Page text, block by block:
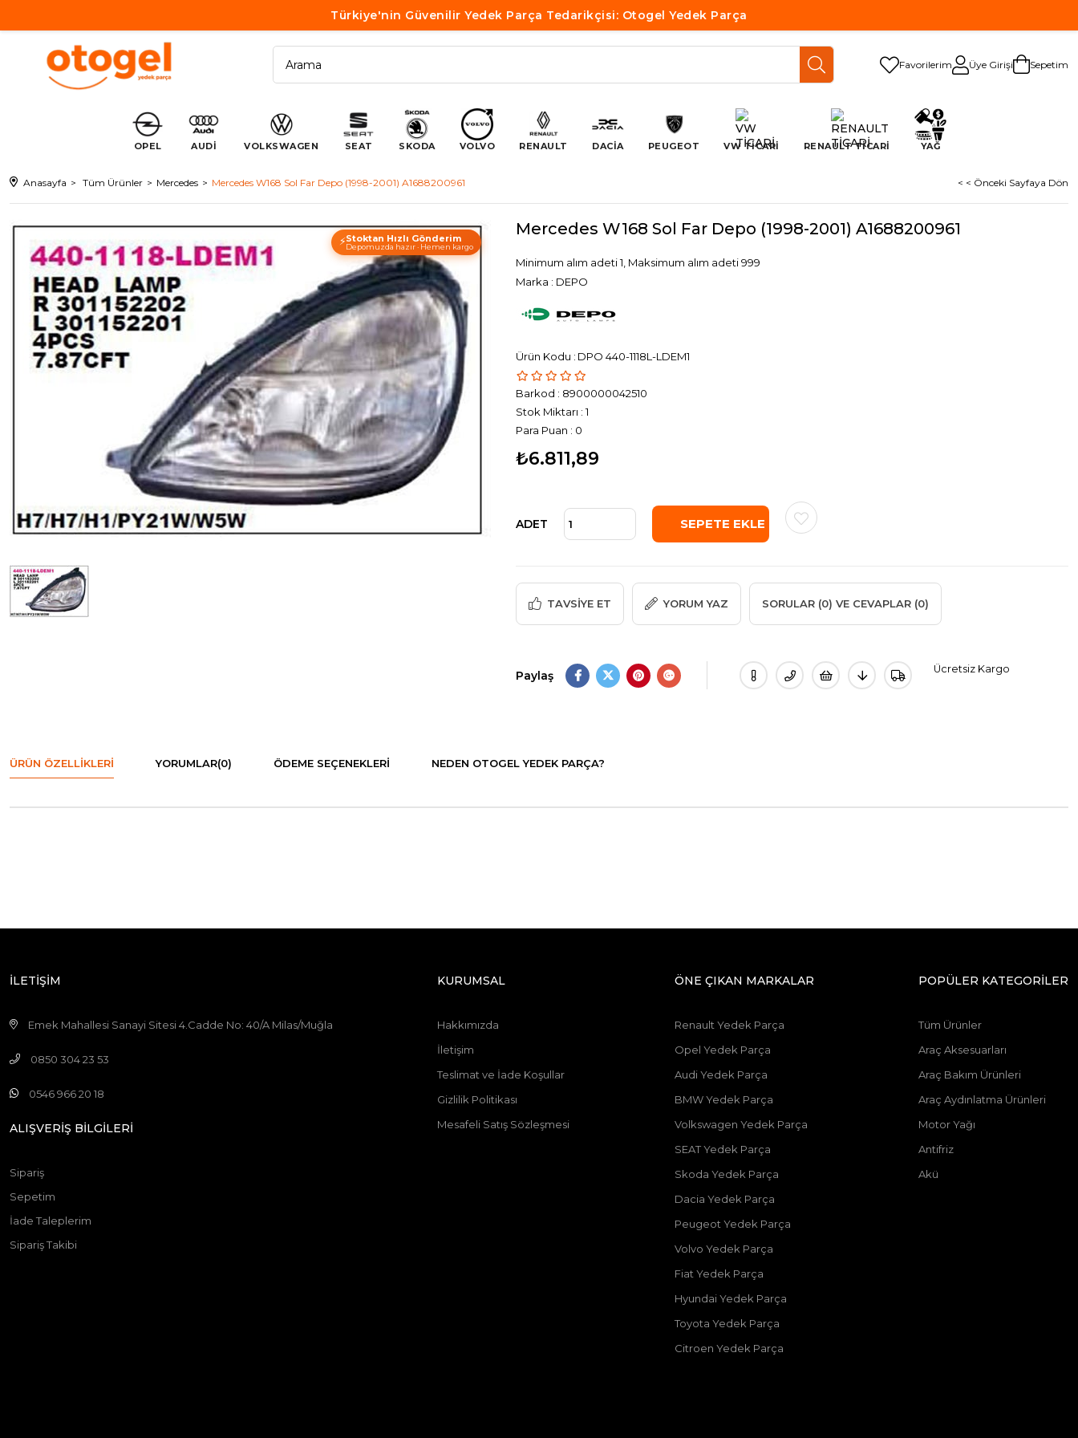
Türkiye'nin Güvenilir Yedek Parça Tedarikçisi: Otogel Yedek Parça
Favorilerim Üye Girişi Sepetim
OPEL AUDİ VOLKSWAGEN SEAT SKODA VOLVO RENAULT DACİA PEUGEOT VW TİCARİ RENAULT TİCARİ YAĞ
Anasayfa Tüm Ürünler Mercedes Mercedes W168 Sol Far Depo (1998-2001) A1688200961 < < Önceki Sayfaya Dön
⚡Stoktan Hızlı Gönderim
Depomuzda hazır · Hemen kargo
Mercedes W168 Sol Far Depo (1998-2001) A1688200961
Minimum alım adeti 1, Maksimum alım adeti 999
Marka : DEPO
DPO 440-1118L-LDEM1
Barkod : 8900000042510
Stok Miktarı : 1
Para Puan : 0
₺6.811,89
ADET
TAVSIYE ET YORUM YAZ SORULAR (0) VE CEVAPLAR (0)
Paylaş Ücretsiz Kargo
ÜRÜN ÖZELLIKLERI YORUMLAR(0) ÖDEME SEÇENEKLERI NEDEN OTOGEL YEDEK PARÇA?
İLETİŞİM
Emek Mahallesi Sanayi Sitesi 4.Cadde No: 40/A Milas/Muğla
0850 304 23 53
0546 966 20 18
ALIŞVERİŞ BİLGİLERİ
Sipariş
Sepetim
İade Taleplerim
Sipariş Takibi
KURUMSAL
Hakkımızda
İletişim
Teslimat ve İade Koşullar
Gizlilik Politikası
Mesafeli Satış Sözleşmesi
ÖNE ÇIKAN MARKALAR
Renault Yedek Parça
Opel Yedek Parça
Audi Yedek Parça
BMW Yedek Parça
Volkswagen Yedek Parça
SEAT Yedek Parça
Skoda Yedek Parça
Dacia Yedek Parça
Peugeot Yedek Parça
Volvo Yedek Parça
Fiat Yedek Parça
Hyundai Yedek Parça
Toyota Yedek Parça
Citroen Yedek Parça
POPÜLER KATEGORİLER
Tüm Ürünler
Araç Aksesuarları
Araç Bakım Ürünleri
Araç Aydınlatma Ürünleri
Motor Yağı
Antifriz
Akü